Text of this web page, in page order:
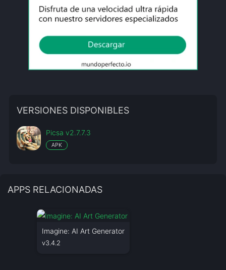
VERSIONES DISPONIBLES
Picsa v2.7.7.3
APK
APPS RELACIONADAS
Imagine: AI Art Generator
v3.4.2